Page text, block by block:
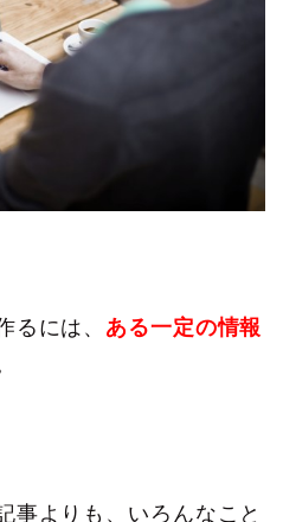
るには、 ある一定の情報
事よりも、いろんなこと